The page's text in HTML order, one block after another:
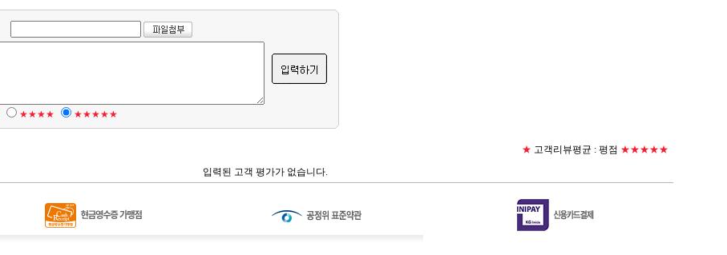
★★★★ ★★★★★
★ 고객리뷰평균 : 평점 ★★★★★
입력된 고객 평가가 없습니다.